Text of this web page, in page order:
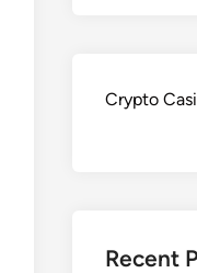
Crypto
Recent